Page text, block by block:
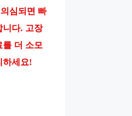
심되면 빠
니다. 고장
를 더 소모
하세요!